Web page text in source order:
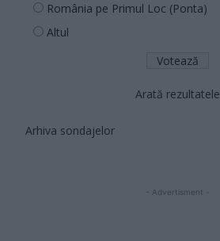
România pe Primul Loc (Ponta)
Altul
Arată rezultatele
Arhiva sondajelor
- Advertisment -